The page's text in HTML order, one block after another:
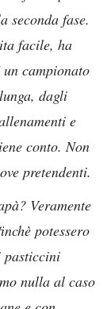
seconda fase.
facile, ha
campionato
dagli
e
conto. Non
pretendenti.
Veramente
potessero
pasticcini
nulla al caso